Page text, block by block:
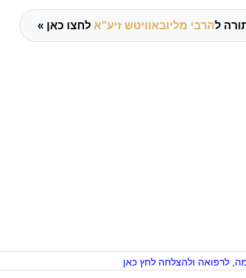
להרבי מליובאוויטש זיע"אלחצו כאן »
לרפואה ולהצלחה לחץ כאן